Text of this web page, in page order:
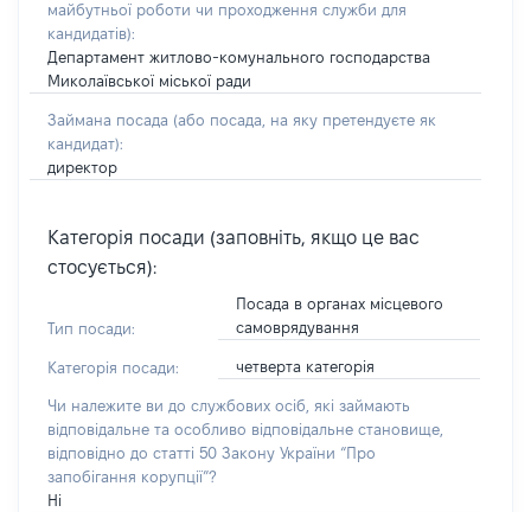
майбутньої роботи чи проходження служби для
кандидатів):
Департамент житлово-комунального господарства
Миколаївської міської ради
Займана посада (або посада, на яку претендуєте як
кандидат):
директор
Категорія посади (заповніть, якщо це вас
стосується):
Тип посади:
Посада в органах місцевого
самоврядування
Категорія посади: четверта категорія
Чи належите ви до службових осіб, які займають
відповідальне та особливо відповідальне становище,
відповідно до статті 50 Закону України “Про
запобігання корупції”?
Ні